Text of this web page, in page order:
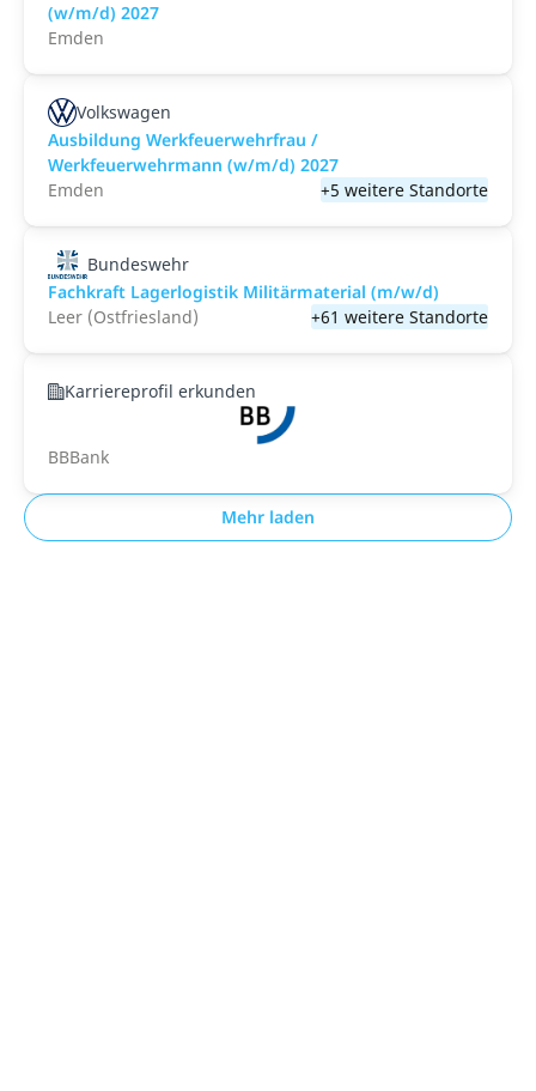
(w/m/d) 2027
Emden
Volkswagen
Ausbildung Werkfeuerwehrfrau /
Werkfeuerwehrmann (w/m/d) 2027
Emden
+5 weitere Standorte
Bundeswehr
Fachkraft Lagerlogistik Militärmaterial (m/w/d)
Leer (Ostfriesland)
+61 weitere Standorte
Karriereprofil erkunden
BBBank
Mehr laden